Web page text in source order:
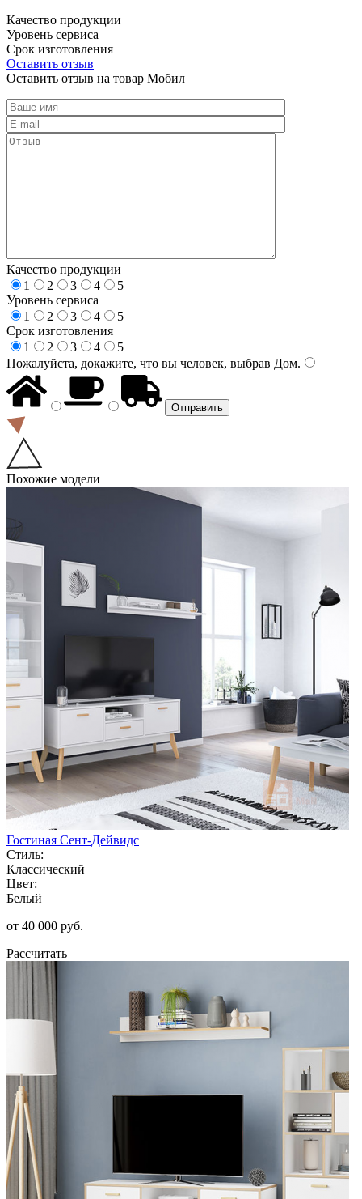
Качество продукции
Уровень сервиса
Срок изготовления
Оставить отзыв
Оставить отзыв на товар Мобил
Качество продукции
1
2 3 4
5
Уровень сервиса
1
2 3 4
5
Срок изготовления
1
2 3 4
5
Пожалуйста, докажите, что вы человек, выбрав Дом.
Похожие модели
Гостиная Сент-Дейвидс
Стиль:
Классический
Цвет:
Белый
от 40 000 руб.
Рассчитать